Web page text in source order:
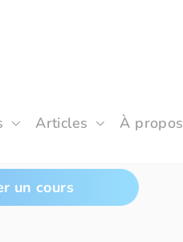
Articles À propos
un cours